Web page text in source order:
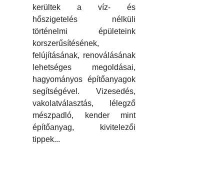
kerültek a víz- és
hőszigetelés nélküli
történelmi épületeink
korszerűsítésének,
felújításának, renoválásának
lehetséges megoldásai,
hagyományos építőanyagok
segítségével. Vizesedés,
vakolatválasztás, lélegző
mészpadló, kender mint
építőanyag, kivitelezői
tippek...